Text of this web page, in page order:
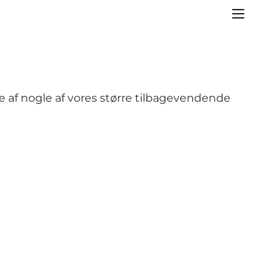
af nogle af vores større tilbagevendende